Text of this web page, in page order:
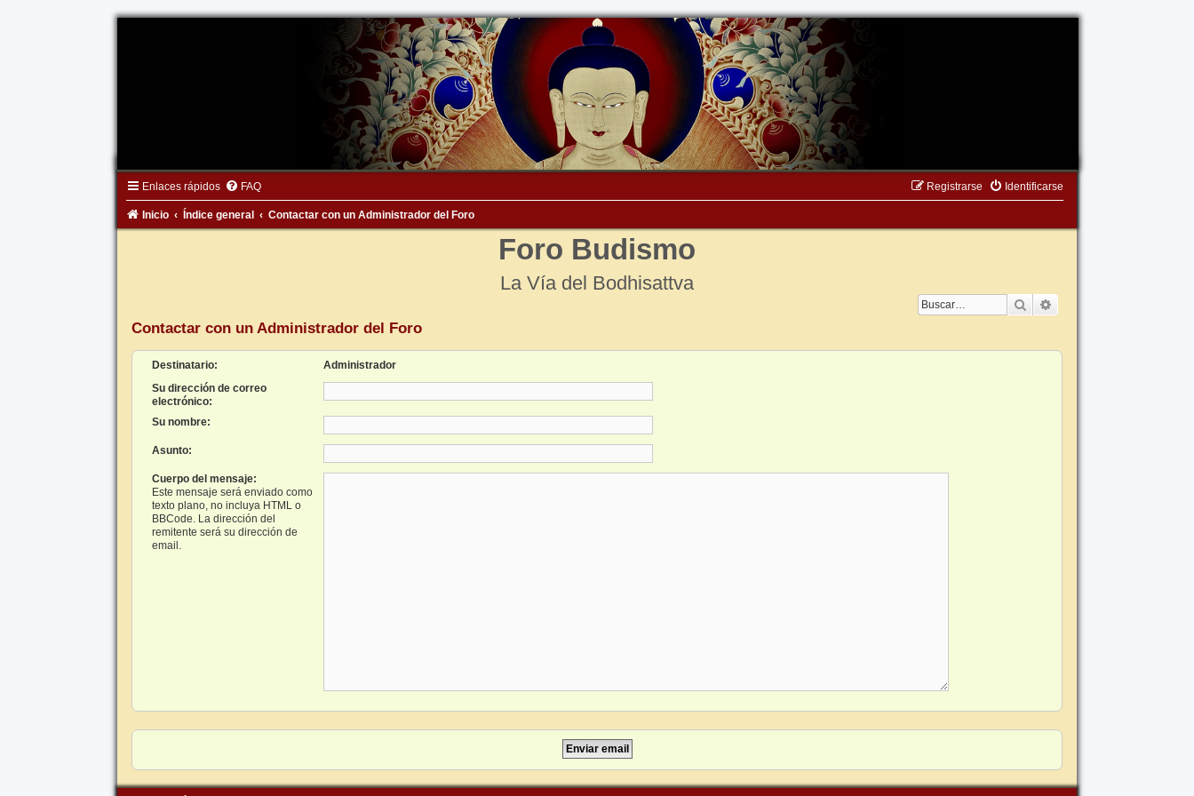
Enlaces rápidos FAQ Identificarse
Registrarse
Inicio Índice general Contactar con un Administrador del Foro
Foro Budismo
La Vía del Bodhisattva
Buscar
Contactar con un Administrador del Foro
Destinatario:
Administrador
Su dirección de correo
electrónico:
Su nombre:
Asunto:
Cuerpo del mensaje:
Este mensaje será enviado como
texto plano, no incluya HTML o
BBCode. La dirección del
remitente será su dirección de
email.